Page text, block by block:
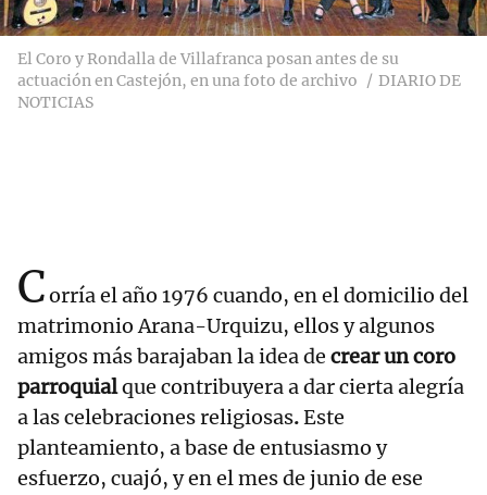
El Coro y Rondalla de Villafranca posan antes de su
actuación en Castejón, en una foto de archivo
DIARIO DE
NOTICIAS
Corría el año 1976 cuando, en el domicilio del
matrimonio Arana-Urquizu, ellos y algunos
amigos más barajaban la idea de crear un coro
parroquialque contribuyera a dar cierta alegría
a las celebraciones religiosas.Este
planteamiento, a base de entusiasmo y
esfuerzo, cuajó, y en el mes de junio de ese